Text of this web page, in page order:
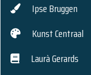
Ipse Bruggen
Kunst Centraal
Laurà Gerards